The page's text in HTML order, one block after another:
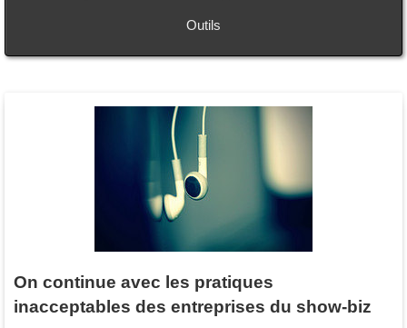
Outils
On continue avec les pratiques
inacceptables des entreprises du show-biz